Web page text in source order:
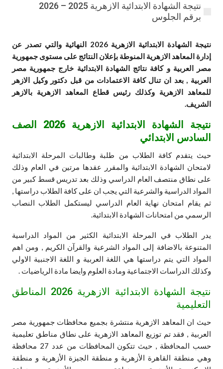
نتيجة الشهادة الابتدائية الازهرية 2025 – 2026
برقم الجلوس
نتيجة الشهادة الابتدائية الازهرية 2026 النهائية والتي تصدر عن
إدارة المعاهد الازهرية المنوطة بإعلان النتائج على مستوى جمهورية
مصر العربية و كافة نتائج الشهادة الابتدائية خارج جمهورية مصر
العربية , بعد ان تنال كافة الاعتمادات من قبل دكتور وكيل الازهر
للمعاهد الازهرية وكذلك رئيس قطاع المعاهد الازهرية بالازهر
الشريف.
نتيجة الشهادة الابتدائية الازهرية 2026 الصف
السادس الابتدائي
حيث يتقدم كافة الطلاب من طلبة وطالبات المرحلة الابتدائية
لامتحان الشهادة الابتدائية والمقرر عقدها مرتين في العام وذلك
على نطاق منتصف العام الدراسي وذلك بعد تدريس قسط كبير من
المواد الدراسية والشرعية التي يجب ان على كافة الطلاب دراستها ,
ثم يقام امتحان نهاية العام الدراسي ليستكمل الطلاب النصاب
الرسمي من امتحانات الشهادة الابتدائية.
يدر الطلاب في المرحلة الابتدائية الكثير من المواد الدراسية
المتنوعة بالاضافة إلى المواد الشرعية والقرآن الكريم , ومن اهم
المواد التي يتم دراستها هي اللغة العربية و اللغة الاجنبية الاولي
وكذلك الدراسات الاجتماعية ومادة العلوم وايضا مادة الرياضيات .
نتيجة الشهادة الابتدائية الازهرية 2026 المناطق
التعليمية
حيث ان المعاهد الازهرية منتشرة بجميع محافظات جمهورية مصر
العربية , فقد تم توزيع المعاهد الازهرية على نطاق مناطق تعليمية
حسب المحافظة , حيث تتكون المحافظات من عدد 27 محافظة
وهي منطقة القاهرة الأزهرية و منطقة الجيزة الأزهرية و منطقة